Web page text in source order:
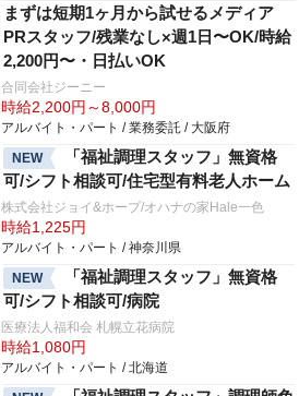
まずは短期1ヶ月から試せるメディア
PRスタッフ/残業なし×週1日〜OK/時給
2,200円〜・日払いOK
合同会社ジーニー
時給2,200円～8,000円
アルバイト・パート / 業務委託 / 大阪府
NEW
「福祉調理スタッフ」無資格
可/シフト相談可/住宅型有料老人ホーム
株式会社ジョイ&ホープ/オハナの家Hale一色
時給1,225円
アルバイト・パート / 神奈川県
NEW
「福祉調理スタッフ」無資格
可/シフト相談可/病院
医療法人福和会 札幌立花病院
時給1,080円
アルバイト・パート / 北海道